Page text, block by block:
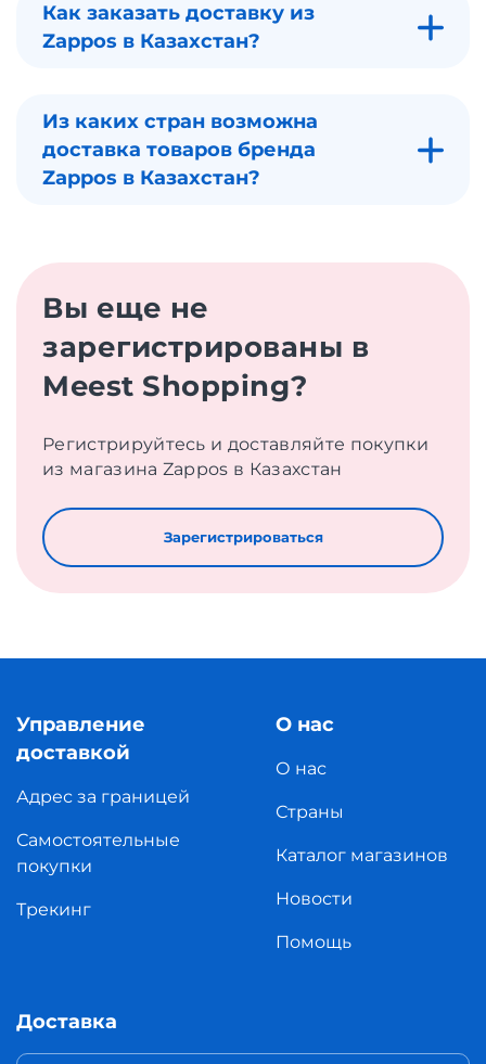
Как заказать доставку из
Zappos в Казахстан?
Из каких стран возможна
доставка товаров бренда
Zappos в Казахстан?
Вы еще не
зарегистрированы в
Meest Shopping?
Регистрируйтесь и доставляйте покупки
из магазина Zappos в Казахстан
Зарегистрироваться
Управление
доставкой
Адрес за границей
Самостоятельные
покупки
Трекинг
О нас
О нас
Страны
Каталог магазинов
Новости
Помощь
Доставка